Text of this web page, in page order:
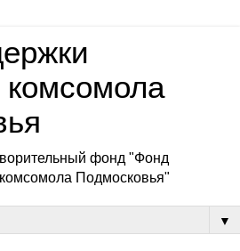
комсомола
фонд "Фонд
Подмосковья"
▼